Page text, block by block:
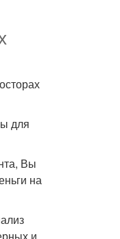
для
Вы
на